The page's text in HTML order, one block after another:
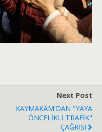
Next Post
KAYMAKAM'DAN "YAYA
ÖNCELİKLİ TRAFİK"
ÇAĞRISI